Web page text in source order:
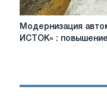
Модернизация
автомобильных
ИСТОК»
Модернизация
ИСТОК» :